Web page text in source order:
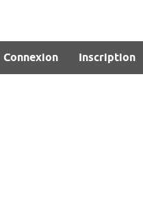
Connexion Inscription